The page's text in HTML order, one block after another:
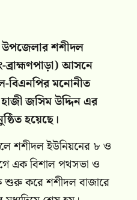
উপজেলার শশীদল
ব্রাহ্মণপাড়া) আসনে
বিএনপির মনোনীত
হাজী জসিম উদ্দিন এর
হয়েছে।
শশীদল ইউনিয়নের ৮ ও
এক বিশাল পথসভা ও
শুরু করে শশীদল বাজারে